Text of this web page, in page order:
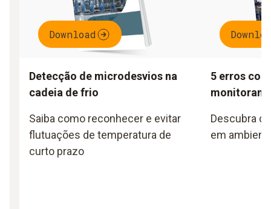
Download
Detecção de microdesvios na
cadeia de frio
Saiba como reconhecer e evitar
flutuações de temperatura de
curto prazo
5 erros
Descubra
em